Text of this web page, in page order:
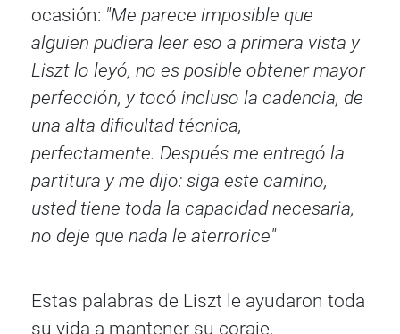
ocasión: "Me parece imposible que
alguien pudiera leer eso a primera vista y
Liszt lo leyó, no es posible obtener mayor
perfección, y tocó incluso la cadencia, de
una alta dificultad técnica,
perfectamente. Después me entregó la
partitura y me dijo: siga este camino,
usted tiene toda la capacidad necesaria,
no deje que nada le aterrorice"
Estas palabras de Liszt le ayudaron toda
su vida a mantener su coraje.